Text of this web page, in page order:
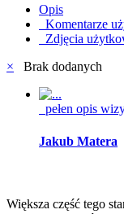
Opis
Komentarze
Zdjęcia
×
Brak dodanych
pełen opis
Jakub Matera
Większa część tego